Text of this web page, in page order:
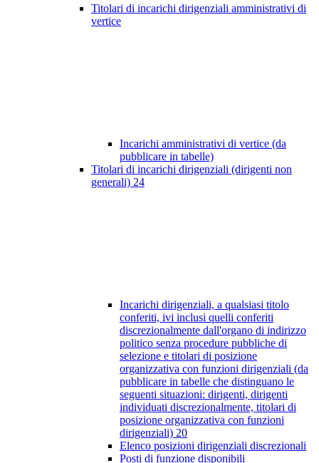
Titolari di incarichi dirigenziali amministrativi di
vertice
Incarichi amministrativi di vertice (da
pubblicare in tabelle)
Titolari di incarichi dirigenziali (dirigenti non
generali) 24
Incarichi dirigenziali, a qualsiasi titolo
conferiti, ivi inclusi quelli conferiti
discrezionalmente dall'organo di indirizzo
politico senza procedure pubbliche di
selezione e titolari di posizione
organizzativa con funzioni dirigenziali (da
pubblicare in tabelle che distinguano le
seguenti situazioni: dirigenti, dirigenti
individuati discrezionalmente, titolari di
posizione organizzativa con funzioni
dirigenziali) 20
Elenco posizioni dirigenziali discrezionali
Posti di funzione disponibili